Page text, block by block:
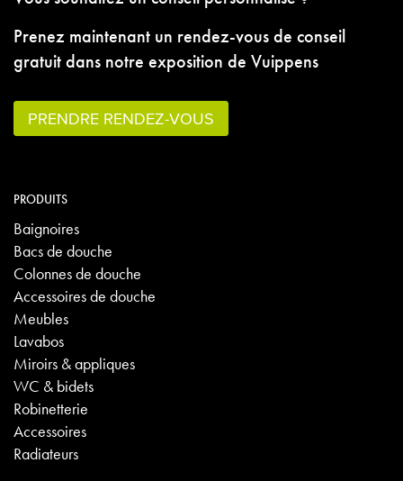
Prenez maintenant un rendez-vous de conseil
gratuit dans notre exposition de Vuippens
PRENDRE RENDEZ-VOUS
PRODUITS
Baignoires
Bacs de douche
Colonnes de douche
Accessoires de douche
Meubles
Lavabos
Miroirs & appliques
WC & bidets
Robinetterie
Accessoires
Radiateurs